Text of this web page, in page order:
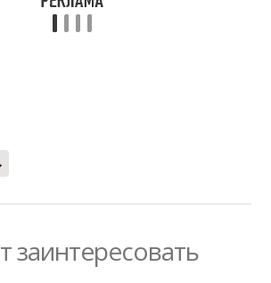
заинтересовать